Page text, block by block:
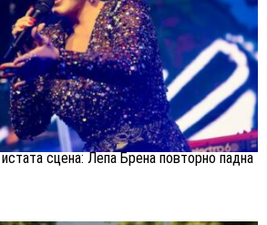
сцена: Лепа Брена повторно падна